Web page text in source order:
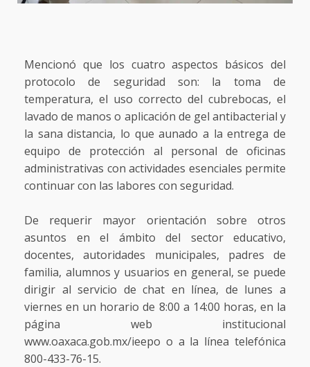
Mencionó que los cuatro aspectos básicos del
protocolo de seguridad son: la toma de
temperatura, el uso correcto del cubrebocas, el
lavado de manos o aplicación de gel antibacterial y
la sana distancia, lo que aunado a la entrega de
equipo de protección al personal de oficinas
administrativas con actividades esenciales permite
continuar con las labores con seguridad.
De requerir mayor orientación sobre otros
asuntos en el ámbito del sector educativo,
docentes, autoridades municipales, padres de
familia, alumnos y usuarios en general, se puede
dirigir al servicio de chat en línea, de lunes a
viernes en un horario de 8:00 a 14:00 horas, en la
página web institucional
www.oaxaca.gob.mx/ieepo o a la línea telefónica
800-433-76-15.